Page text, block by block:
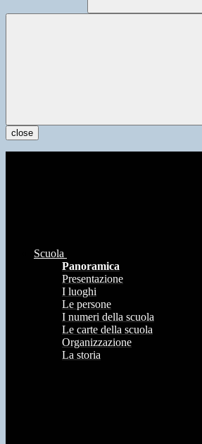
close
Scuola
Panoramica
Presentazione
I luoghi
Le persone
I numeri della scuola
Le carte della scuola
Organizzazione
La storia